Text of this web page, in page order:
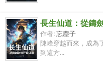
長生仙道：從鑄
作者:忘塵子
陳峰穿越而來，成為
到這方...